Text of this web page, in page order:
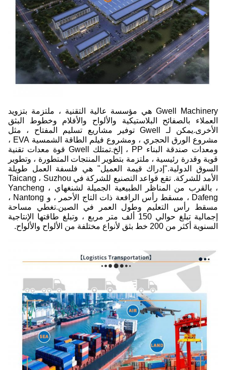
Gwell Machinery هي مؤسسة عالية التقنية ، ملتزمة بتزويد
العملاء بالصفائح البلاستيكية والألواح والأفلام وخطوط البثق
الأخرى.يمكن لـ Gwell توفير مشاريع تسليم المفتاح ، مثل
مشروع الورق الحجري ، ومشروع فيلم الطاقة الشمسية EVA ،
ومعدات صندقة البناء PP ، إلخ.تمتلك Gwell قوة معدات تقنية
قوية وقدرة رئيسية ، ملتزمة بتطوير المنتجات المتطورة ، وتطوير
السوق الدولية."إدراك قيمة العميل" هي فلسفة العمل طويلة
الأمد للشركة. تقع قواعد التصنيع للشركة في Taicang ، Suzhou
، بالقرب من المناظر الطبيعية الجميلة لشنغهاي ، Yancheng
Dafeng ، مسقط رأس الرافعة ذات التاج الأحمر ، و Nantong ،
مسقط رأس التعليم وطول العمر في الصين.تغطي مساحة
إجمالية تبلغ حوالي 150 ألف متر مربع ، وتبلغ طاقتها الإنتاجية
السنوية أكثر من 200 خط بثق لأنواع مختلفة من الألواح والألواح.